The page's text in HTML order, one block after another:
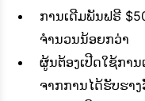
ການເດີມພັນຟຣີ
ຈໍານວນນ້ອຍກວ່າ
ຜູ້ນຕ້ອງເປີດໃຊ້ການ
ຈາກການໄດ້ຮັບຮາງ